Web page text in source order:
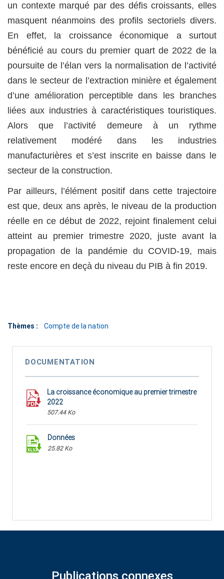
un contexte marqué par des défis croissants, elles
masquent néanmoins des profils sectoriels divers.
En effet, la croissance économique a surtout
bénéficié au cours du premier quart de 2022 de la
poursuite de l’élan vers la normalisation de l’activité
dans le secteur de l’extraction minière et également
d’une amélioration perceptible dans les branches
liées aux industries à caractéristiques touristiques.
Alors que l’activité demeure à un rythme
relativement modéré dans les industries
manufacturières et s’est inscrite en baisse dans le
secteur de la construction.
Par ailleurs, l’élément positif dans cette trajectoire
est que, deux ans après, le niveau de la production
réelle en ce début de 2022, rejoint finalement celui
atteint au premier trimestre 2020, juste avant la
propagation de la pandémie du COVID-19, mais
reste encore en deçà du niveau du PIB à fin 2019.
Thèmes : Compte de la nation
DOCUMENTATION
La croissance économique au premier trimestre
2022
507.44 Ko
Données
25.82 Ko
Publications connexes